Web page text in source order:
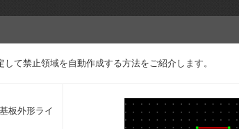
て禁止領域を自動作成する方法をご紹介します。
板外形ライ